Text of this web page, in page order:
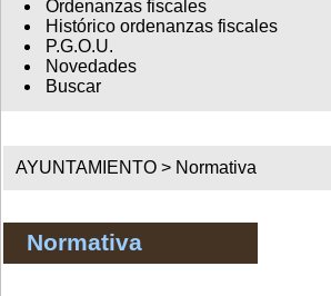
Ordenanzas fiscales
Histórico ordenanzas fiscales
P.G.O.U.
Novedades
Buscar
AYUNTAMIENTO > Normativa
Normativa